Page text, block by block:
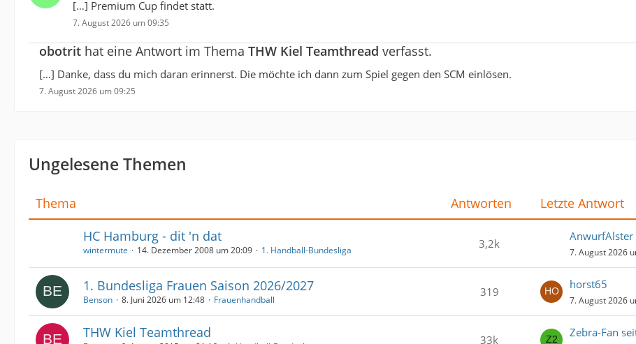
[…] Premium Cup findet statt.
7. August 2026 um 09:35
obotrit hat eine Antwort im Thema THW Kiel Teamthread verfasst.
[…] Danke, dass du mich daran erinnerst. Die möchte ich dann zum Spiel gegen den SCM einlösen.
7. August 2026 um 09:25
Ungelesene Themen
Thema Antworten
Letzte Antwort
HC Hamburg - dit 'n dat
wintermute 14. Dezember 2008 um 20:09 1. Handball-Bundesliga 3,2k
AnwurfAlster
7. August 2026
1. Bundesliga Frauen Saison 2026/2027
Benson 8. Juni 2026 um 12:48 Frauenhandball
319
horst65
7. August 2026
THW Kiel Teamthread 33k
Zebra-Fan